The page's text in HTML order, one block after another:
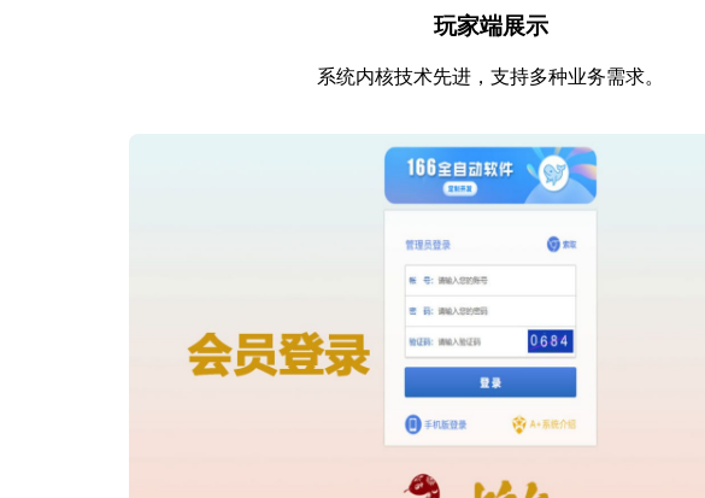
玩家端展示
系统内核技术先进，支持多种业务需求。